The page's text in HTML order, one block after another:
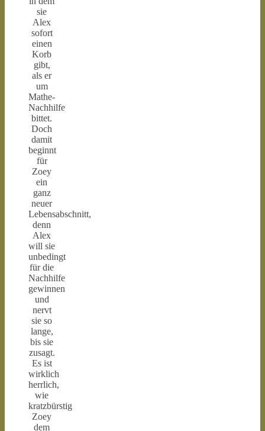
sie
Alex
sofort
einen
Korb
gibt,
als er
um
Mathe-
Nachhilfe
bittet.
Doch
damit
beginnt
für
Zoey
ein
ganz
neuer
Lebensabschnitt,
denn
Alex
will sie
unbedingt
für die
Nachhilfe
gewinnen
und
nervt
sie so
lange,
bis sie
zusagt.
Es ist
wirklich
herrlich,
wie
kratzbürstig
Zoey
dem